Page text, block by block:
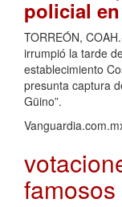
policial
TORREÓN,
irrumpió la tarde
establecimiento
presunta captura
Güino”.